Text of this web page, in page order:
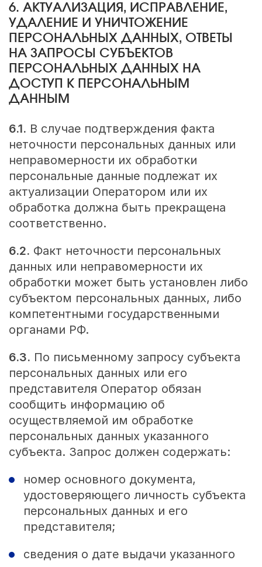
6. АКТУАЛИЗАЦИЯ, ИСПРАВЛЕНИЕ,
УДАЛЕНИЕ И УНИЧТОЖЕНИЕ
ПЕРСОНАЛЬНЫХ ДАННЫХ, ОТВЕТЫ
НА ЗАПРОСЫ СУБЪЕКТОВ
ПЕРСОНАЛЬНЫХ ДАННЫХ НА
ДОСТУП К ПЕРСОНАЛЬНЫМ
ДАННЫМ
6.1. В случае подтверждения факта
неточности персональных данных или
неправомерности их обработки
персональные данные подлежат их
актуализации Оператором или их
обработка должна быть прекращена
соответственно.
6.2. Факт неточности персональных
данных или неправомерности их
обработки может быть установлен либо
субъектом персональных данных, либо
компетентными государственными
органами РФ.
6.3. По письменному запросу субъекта
персональных данных или его
представителя Оператор обязан
сообщить информацию об
осуществляемой им обработке
персональных данных указанного
субъекта. Запрос должен содержать:
номер основного документа,
удостоверяющего личность субъекта
персональных данных и его
представителя;
сведения о дате выдачи указанного